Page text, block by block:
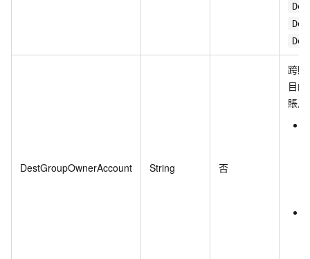
DestGroupOwnerAccount String 否
跨
目
賬戶